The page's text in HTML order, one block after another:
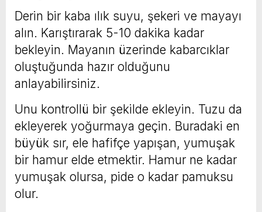
Derin bir kaba ılık suyu, şekeri ve mayayı
alın. Karıştırarak 5-10 dakika kadar
bekleyin. Mayanın üzerinde kabarcıklar
oluştuğunda hazır olduğunu
anlayabilirsiniz.
Unu kontrollü bir şekilde ekleyin. Tuzu da
ekleyerek yoğurmaya geçin. Buradaki en
büyük sır, ele hafifçe yapışan, yumuşak
bir hamur elde etmektir. Hamur ne kadar
yumuşak olursa, pide o kadar pamuksu
olur.